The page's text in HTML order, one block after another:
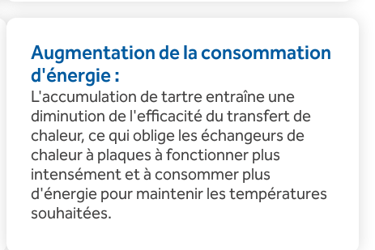
Augmentation de la consommation
d'énergie :
L'accumulation de tartre entraîne une
diminution de l'efficacité du transfert de
chaleur, ce qui oblige les échangeurs de
chaleur à plaques à fonctionner plus
intensément et à consommer plus
d'énergie pour maintenir les températures
souhaitées.